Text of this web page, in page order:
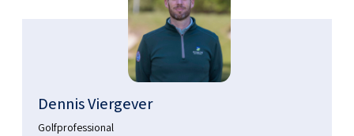
Dennis Viergever
Golfprofessional